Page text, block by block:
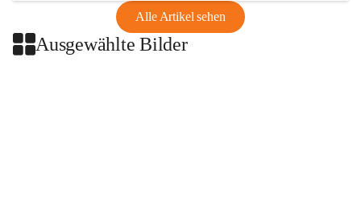
Alle Artikel sehen
Ausgewählte Bilder